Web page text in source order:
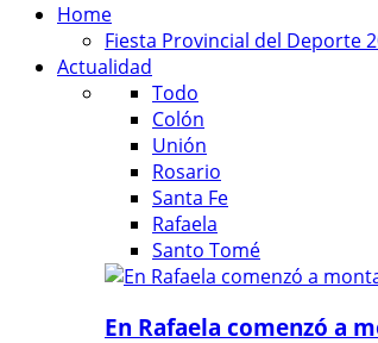
Home
Fiesta Provincial del Deporte
Actualidad
Todo
Colón
Unión
Rosario
Santa Fe
Rafaela
Santo Tomé
En Rafaela comenzó a